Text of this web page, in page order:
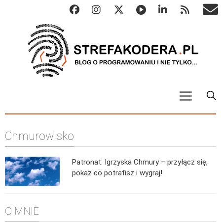
Metody numeryczne
Chmurowisko
Patronat: Igrzyska Chmury – przyłącz się,
pokaż co potrafisz i wygraj!
O MNIE